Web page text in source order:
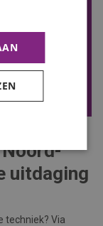
uitdaging
techniek? Via